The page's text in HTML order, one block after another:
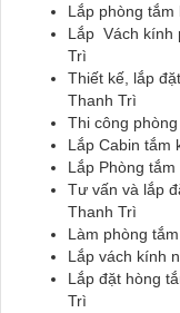
Lắp phòng
Lắp Vách kính
Trì
Thiết kế, lắp
Thanh Trì
Thi công
Lắp Cabin tắm
Lắp Phòng
Tư vấn và lắp
Thanh Trì
Làm phòng
Lắp vách kính
Lắp đặt hòng
Trì